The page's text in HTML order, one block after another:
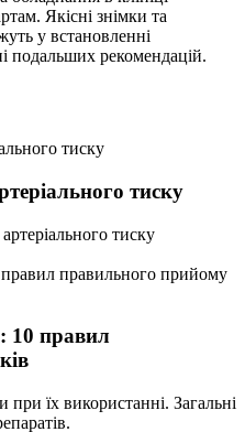
Якісні знімки та
у встановленні
подальших рекомендацій.
тиску
тиску
правил
їх використанні. Загальні